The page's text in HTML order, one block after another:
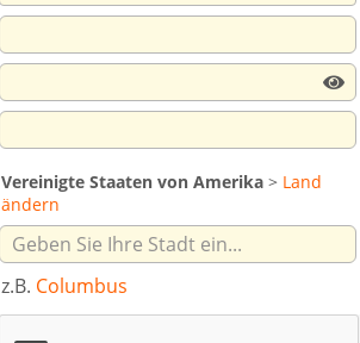
Vereinigte Staaten von Amerika > Land
ändern
z.B. Columbus